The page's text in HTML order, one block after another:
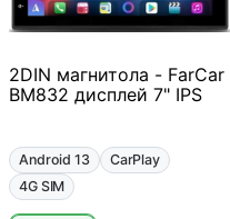
2DIN магнитола - FarCar
BM832 дисплей 7" IPS
Android 13
CarPlay
4G SIM